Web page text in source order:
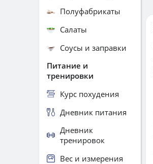
Полуфабрикаты
Салаты
Соусы и заправки
Питание и
тренировки
Курс похудения
Дневник питания
Дневник
тренировок
Вес и измерения